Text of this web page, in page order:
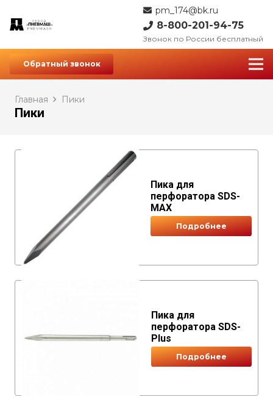
pm_174@bk.ru
8-800-201-94-75
Звонок по России бесплатный
Обратный звонок
Главная Пики
Пики
Пика для
перфоратора SDS-
MAX
Подробнее
Пика для
перфоратора SDS-
Plus
Подробнее